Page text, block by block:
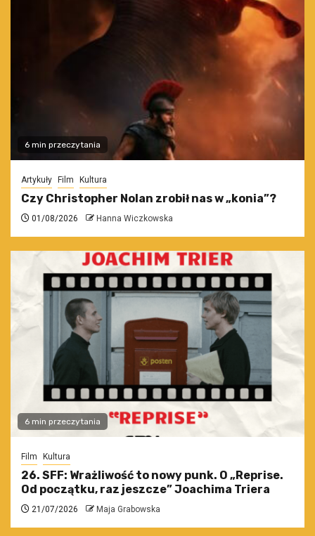
6 min przeczytania
Artykuły Film Kultura
Czy Christopher Nolan zrobił nas w „konia”?
01/08/2026 Hanna Wiczkowska
6 min przeczytania
Film Kultura
26. SFF: Wrażliwość to nowy punk. O „Reprise.
Od początku, raz jeszcze” Joachima Triera
21/07/2026 Maja Grabowska